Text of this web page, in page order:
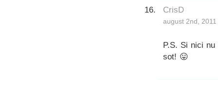
CrisD
august 2nd,
P.S. Si nici
sot! 😛